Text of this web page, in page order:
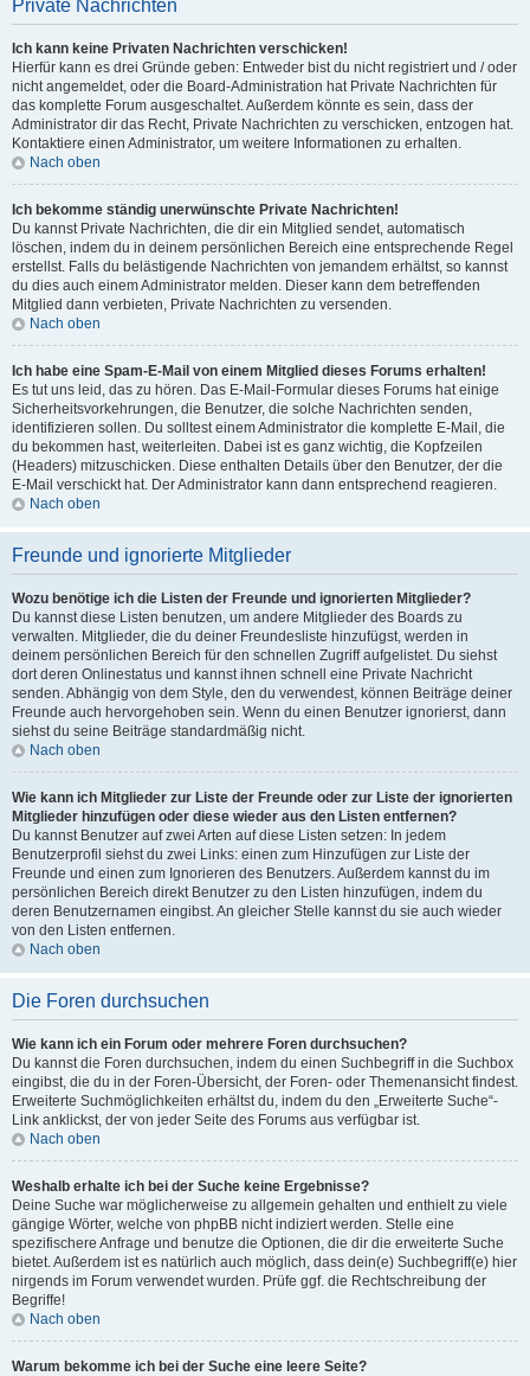
Private Nachrichten
Ich kann keine Privaten Nachrichten verschicken!
Hierfür kann es drei Gründe geben: Entweder bist du nicht registriert und / oder
nicht angemeldet, oder die Board-Administration hat Private Nachrichten für
das komplette Forum ausgeschaltet. Außerdem könnte es sein, dass der
Administrator dir das Recht, Private Nachrichten zu verschicken, entzogen hat.
Kontaktiere einen Administrator, um weitere Informationen zu erhalten.
Nach oben
Ich bekomme ständig unerwünschte Private Nachrichten!
Du kannst Private Nachrichten, die dir ein Mitglied sendet, automatisch
löschen, indem du in deinem persönlichen Bereich eine entsprechende Regel
erstellst. Falls du belästigende Nachrichten von jemandem erhältst, so kannst
du dies auch einem Administrator melden. Dieser kann dem betreffenden
Mitglied dann verbieten, Private Nachrichten zu versenden.
Nach oben
Ich habe eine Spam-E-Mail von einem Mitglied dieses Forums erhalten!
Es tut uns leid, das zu hören. Das E-Mail-Formular dieses Forums hat einige
Sicherheitsvorkehrungen, die Benutzer, die solche Nachrichten senden,
identifizieren sollen. Du solltest einem Administrator die komplette E-Mail, die
du bekommen hast, weiterleiten. Dabei ist es ganz wichtig, die Kopfzeilen
(Headers) mitzuschicken. Diese enthalten Details über den Benutzer, der die
E-Mail verschickt hat. Der Administrator kann dann entsprechend reagieren.
Nach oben
Freunde und ignorierte Mitglieder
Wozu benötige ich die Listen der Freunde und ignorierten Mitglieder?
Du kannst diese Listen benutzen, um andere Mitglieder des Boards zu
verwalten. Mitglieder, die du deiner Freundesliste hinzufügst, werden in
deinem persönlichen Bereich für den schnellen Zugriff aufgelistet. Du siehst
dort deren Onlinestatus und kannst ihnen schnell eine Private Nachricht
senden. Abhängig von dem Style, den du verwendest, können Beiträge deiner
Freunde auch hervorgehoben sein. Wenn du einen Benutzer ignorierst, dann
siehst du seine Beiträge standardmäßig nicht.
Nach oben
Wie kann ich Mitglieder zur Liste der Freunde oder zur Liste der ignorierten
Mitglieder hinzufügen oder diese wieder aus den Listen entfernen?
Du kannst Benutzer auf zwei Arten auf diese Listen setzen: In jedem
Benutzerprofil siehst du zwei Links: einen zum Hinzufügen zur Liste der
Freunde und einen zum Ignorieren des Benutzers. Außerdem kannst du im
persönlichen Bereich direkt Benutzer zu den Listen hinzufügen, indem du
deren Benutzernamen eingibst. An gleicher Stelle kannst du sie auch wieder
von den Listen entfernen.
Nach oben
Die Foren durchsuchen
Wie kann ich ein Forum oder mehrere Foren durchsuchen?
Du kannst die Foren durchsuchen, indem du einen Suchbegriff in die Suchbox
eingibst, die du in der Foren-Übersicht, der Foren- oder Themenansicht findest.
Erweiterte Suchmöglichkeiten erhältst du, indem du den „Erweiterte Suche“-
Link anklickst, der von jeder Seite des Forums aus verfügbar ist.
Nach oben
Weshalb erhalte ich bei der Suche keine Ergebnisse?
Deine Suche war möglicherweise zu allgemein gehalten und enthielt zu viele
gängige Wörter, welche von phpBB nicht indiziert werden. Stelle eine
spezifischere Anfrage und benutze die Optionen, die dir die erweiterte Suche
bietet. Außerdem ist es natürlich auch möglich, dass dein(e) Suchbegriff(e) hier
nirgends im Forum verwendet wurden. Prüfe ggf. die Rechtschreibung der
Begriffe!
Nach oben
Warum bekomme ich bei der Suche eine leere Seite?